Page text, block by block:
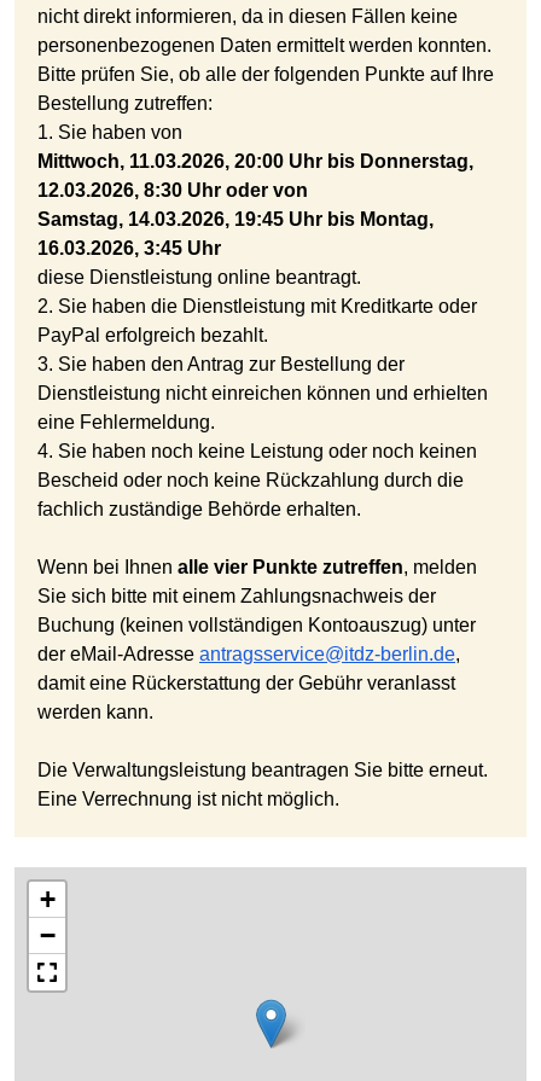
nicht direkt informieren, da in diesen Fällen keine
personenbezogenen Daten ermittelt werden konnten.
Bitte prüfen Sie, ob alle der folgenden Punkte auf Ihre
Bestellung zutreffen:
1. Sie haben von
Mittwoch, 11.03.2026, 20:00 Uhr bis Donnerstag,
12.03.2026, 8:30 Uhr oder von
Samstag, 14.03.2026, 19:45 Uhr bis Montag,
16.03.2026, 3:45 Uhr
diese Dienstleistung online beantragt.
2. Sie haben die Dienstleistung mit Kreditkarte oder
PayPal erfolgreich bezahlt.
3. Sie haben den Antrag zur Bestellung der
Dienstleistung nicht einreichen können und erhielten
eine Fehlermeldung.
4. Sie haben noch keine Leistung oder noch keinen
Bescheid oder noch keine Rückzahlung durch die
fachlich zuständige Behörde erhalten.
Wenn bei Ihnen alle vier Punkte zutreffen, melden
Sie sich bitte mit einem Zahlungsnachweis der
Buchung (keinen vollständigen Kontoauszug) unter
der eMail-Adresse antragsservice@itdz-berlin.de,
damit eine Rückerstattung der Gebühr veranlasst
werden kann.
Die Verwaltungsleistung beantragen Sie bitte erneut.
Eine Verrechnung ist nicht möglich.
+
−